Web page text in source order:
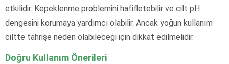
etkilidir. Kepeklenme problemini hafifletebilir ve cilt pH
dengesini korumaya yardımcı olabilir. Ancak yoğun kullanım
ciltte tahrişe neden olabileceği için dikkat edilmelidir.
Doğru Kullanım Önerileri